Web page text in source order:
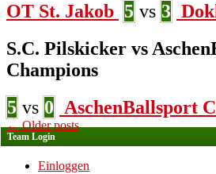
OT St. Jakob 5 vs 3
S.C. Pilskicker vs
Champions
5 vs 0 AschenBallsport
Posts
navigation
←Older posts
Team Login
Einloggen